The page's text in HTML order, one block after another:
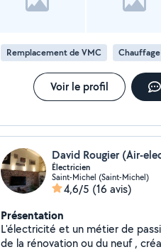
Remplacement de VMC
Voir le profil
David Rougier (Air-
Électricien
Saint-Michel (Saint-Michel)
4,6/5 (16 avis)
Présentation
L'électricité et un métier de passion !!
de la rénovation ou du neuf ,